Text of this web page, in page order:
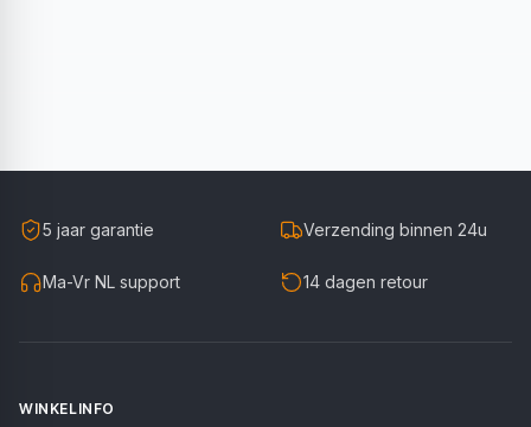
5 jaar garantie Verzending binnen 24u
Ma-Vr NL support 14 dagen retour
WINKELINFO